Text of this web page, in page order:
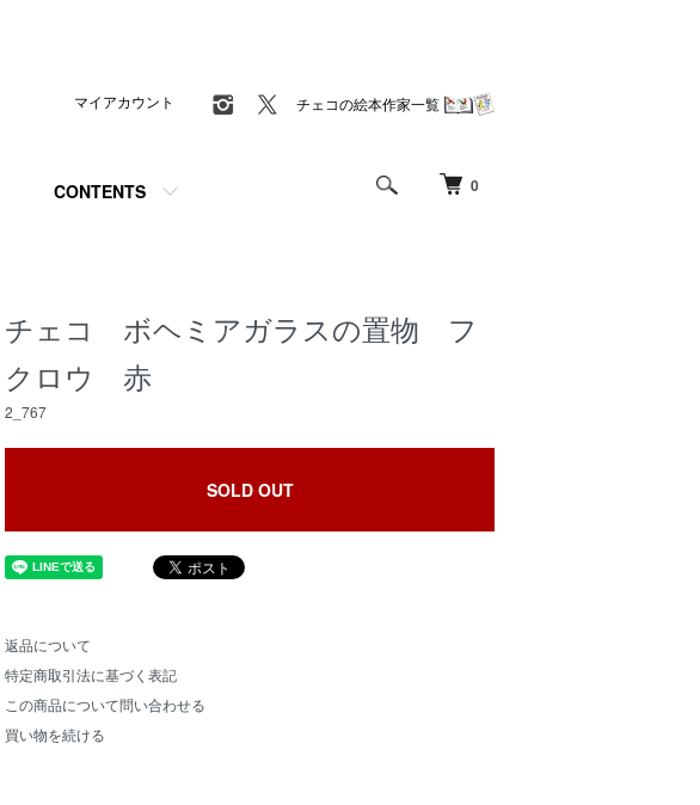
0
CONTENTS
マイアカウント チェコの絵本作家一覧
チェコ ボヘミアガラスの置物 フ
クロウ 赤
2_767
SOLD OUT
返品について
特定商取引法に基づく表記
この商品について問い合わせる
買い物を続ける